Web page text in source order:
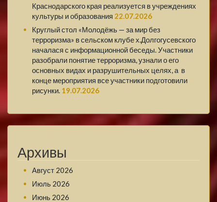
Краснодарского края реализуется в учреждениях
культуры и образования 22.07.2026
Круглый стол «Молодёжь — за мир без
терроризма» в сельском клубе х.Долгогусевского
началася с информационной беседы. Участники
разобрали понятие терроризма, узнали о его
основных видах и разрушительных целях, а в
конце мероприятия все участники подготовили
рисунки. 19.07.2026
Архивы
Август 2026
Июль 2026
Июнь 2026